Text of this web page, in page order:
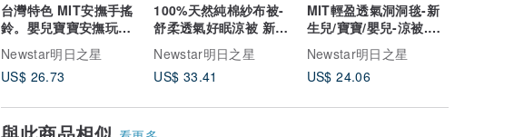
台灣特色 MIT安撫手搖
鈴。嬰兒寶寶安撫玩具
玩偶。便利掛扣吊掛帶
Newstar明日之星
US$ 26.73
100%天然純棉紗布被-
舒柔透氣好眠涼被 新生
兒/寶寶/嬰兒 台灣製
Newstar明日之星
US$ 33.41
MIT輕盈透氣洞洞毯-新
生兒/寶寶/嬰兒-涼被.蓋
毯.遮陽-彌月滿月禮
Newstar明日之星
US$ 24.06